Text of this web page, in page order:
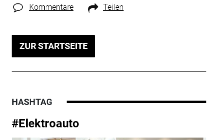
Kommentare Teilen
ZUR STARTSEITE
HASHTAG
#Elektroauto